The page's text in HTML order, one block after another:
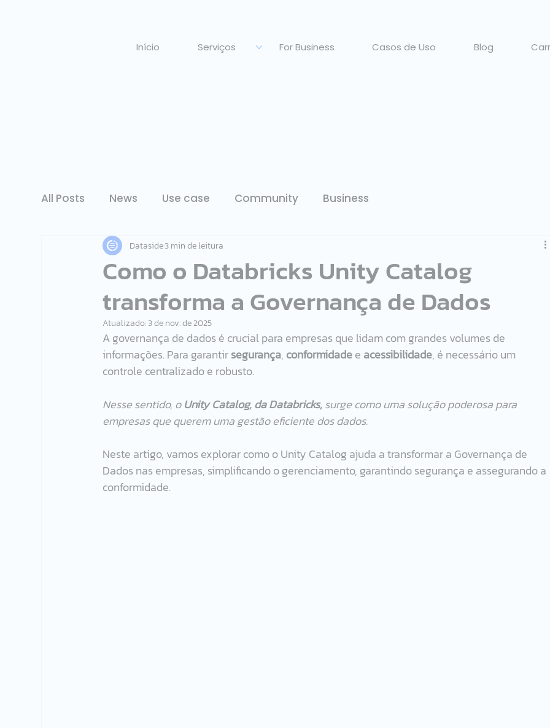
Início Serviços For Business Casos de Uso Blog
All Posts News Use case Community Business
Como o Databricks Unity Catalog
transforma a Governança de Dados
Dataside3 min de leitura
Atualizado:3 de nov. de 2025
A governança de dados é crucial para empresas que lidam com grandes volumes de
informações. Para garantir segurança, conformidade e acessibilidade, é necessário um
controle centralizado e robusto.
Nesse sentido, o Unity Catalog, da Databricks, surge como uma solução poderosa para
empresas que querem uma gestão eficiente dos dados.
Neste artigo, vamos explorar como o Unity Catalog ajuda a transformar a Governança de
Dados nas empresas, simplificando o gerenciamento, garantindo segurança e assegurando a
conformidade.